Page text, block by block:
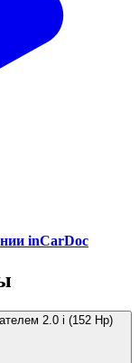
inCarDoc
2.0 i (152 Hp)